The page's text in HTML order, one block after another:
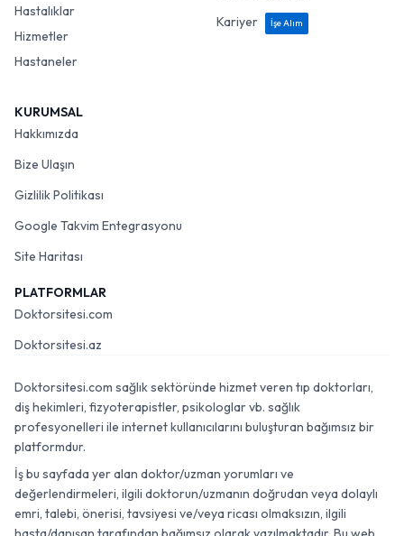
Hastalıklar
Hizmetler
Hastaneler
Kariyer
İşe Alım
KURUMSAL
Hakkımızda
Bize Ulaşın
Gizlilik Politikası
Google Takvim Entegrasyonu
Site Haritası
PLATFORMLAR
Doktorsitesi.com
Doktorsitesi.az
Doktorsitesi.com sağlık sektöründe hizmet veren tıp doktorları,
diş hekimleri, fizyoterapistler, psikologlar vb. sağlık
profesyonelleri ile internet kullanıcılarını buluşturan bağımsız bir
platformdur.
İş bu sayfada yer alan doktor/uzman yorumları ve
değerlendirmeleri, ilgili doktorun/uzmanın doğrudan veya dolaylı
emri, talebi, önerisi, tavsiyesi ve/veya ricası olmaksızın, ilgili